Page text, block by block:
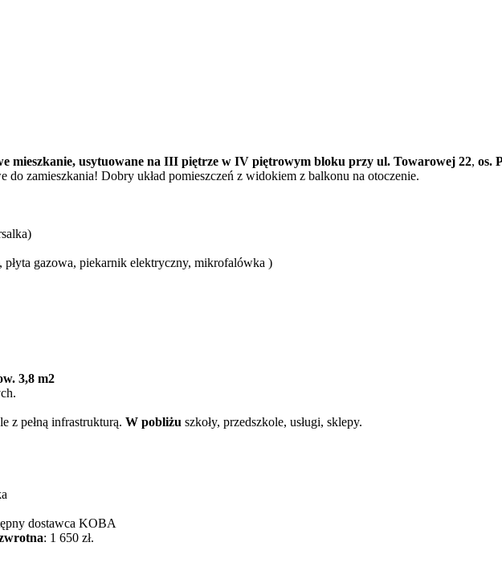
mieszkanie, usytuowane na III piętrze w IV piętrowym bloku przy ul. Towarowej 22, os.
do zamieszkania! Dobry układ pomieszczeń z widokiem z balkonu na otoczenie.
gazowa, piekarnik elektryczny, mikrofalówka )
3,8 m2
z pełną infrastrukturą. W pobliżu szkoły, przedszkole, usługi, sklepy.
dostawca KOBA
: 1 650 zł.